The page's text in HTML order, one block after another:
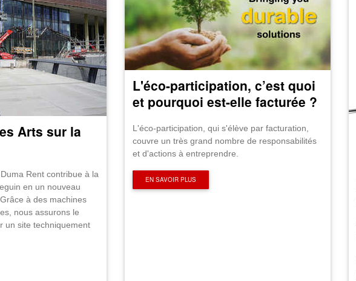
Arts sur la
Rent contribue à la
en un nouveau
à des machines
nous assurons le
un site techniquement
L'éco-participation, c’est quoi
et pourquoi est-elle facturée ?
L'éco-participation, qui s'élève par facturation,
couvre un très grand nombre de responsabilités
et d'actions à entreprendre.
EN SAVOIR PLUS